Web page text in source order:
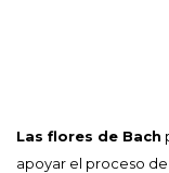
Las flores de Bach
apoyar el proceso